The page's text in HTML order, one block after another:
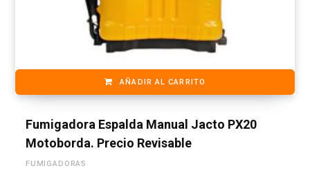
AÑADIR AL CARRITO
Fumigadora Espalda Manual Jacto PX20
Motoborda. Precio Revisable
FUMIGADORAS